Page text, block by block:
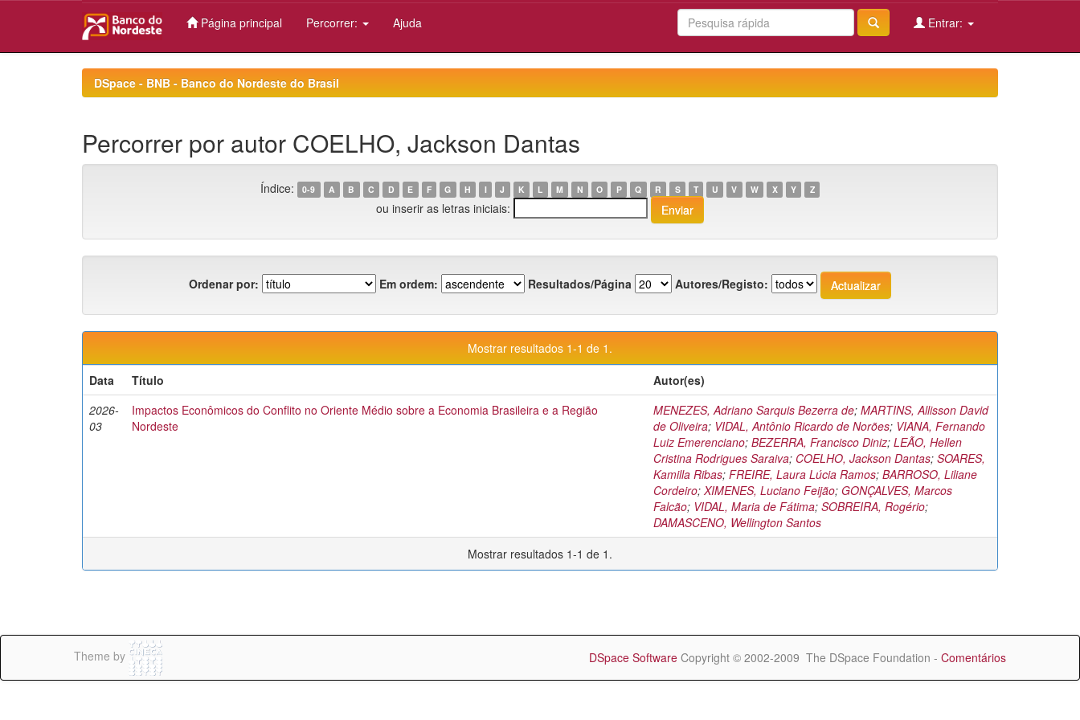
Página principal Percorrer: Ajuda Entrar:
DSpace - BNB - Banco do Nordeste do Brasil
Percorrer por autor COELHO, Jackson Dantas
Índice: 0-9 A B C D E F G H I J K L M N O P Q R S T U V W X Y Z
ou inserir as letras iniciais:
Ordenar por: Em ordem: Resultados/Página Autores/Registo:
Mostrar resultados 1-1 de 1.
Data
Título
Autor(es)
2026-
03
Impactos Econômicos do Conflito no Oriente Médio sobre a Economia Brasileira e a Região
Nordeste
MENEZES, Adriano Sarquis Bezerra de; MARTINS, Allisson David
de Oliveira; VIDAL, Antônio Ricardo de Norões; VIANA, Fernando
Luiz Emerenciano; BEZERRA, Francisco Diniz; LEÃO, Hellen
Cristina Rodrigues Saraiva; COELHO, Jackson Dantas; SOARES,
Kamilla Ribas; FREIRE, Laura Lúcia Ramos; BARROSO, Liliane
Cordeiro; XIMENES, Luciano Feijão; GONÇALVES, Marcos
Falcão; VIDAL, Maria de Fátima; SOBREIRA, Rogério;
DAMASCENO, Wellington Santos
Mostrar resultados 1-1 de 1.
Theme by DSpace Software Copyright © 2002-2009 The DSpace Foundation - Comentários